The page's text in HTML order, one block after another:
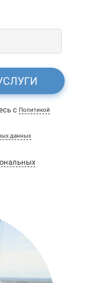
с Политикой
данных